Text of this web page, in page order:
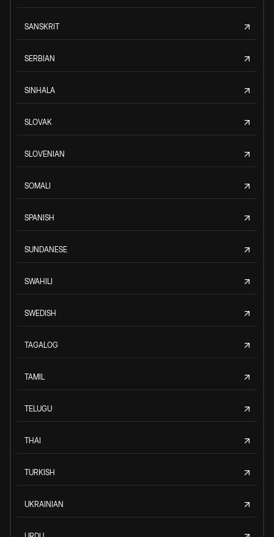
SANSKRIT
SERBIAN
SINHALA
SLOVAK
SLOVENIAN
SOMALI
SPANISH
SUNDANESE
SWAHILI
SWEDISH
TAGALOG
TAMIL
TELUGU
THAI
TURKISH
UKRAINIAN